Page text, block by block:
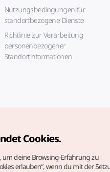
Nutzungsbedingungen für
standortbezogene Dienste
Richtlinie zur Verarbeitung
personenbezogener
Standortinformationen
Cookies.
um deine Browsing-Erfahrung zu
erlauben“, wenn du mit der